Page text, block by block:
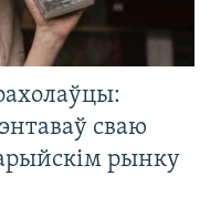
сваю
рынку